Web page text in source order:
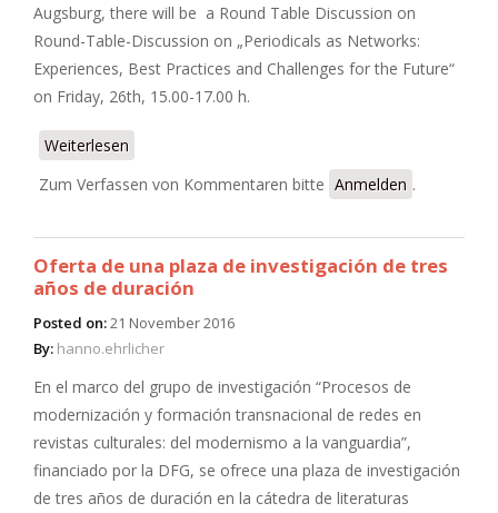
Augsburg, there will be a Round Table Discussion on
Round-Table-Discussion on „Periodicals as Networks:
Experiences, Best Practices and Challenges for the Future“
on Friday, 26th, 15.00-17.00 h.
Weiterlesen
Zum Verfassen von Kommentaren bitte Anmelden .
Oferta de una plaza de investigación de tres
años de duración
Posted on:21 November 2016
By: hanno.ehrlicher
En el marco del grupo de investigación “Procesos de
modernización y formación transnacional de redes en
revistas culturales: del modernismo a la vanguardia”,
financiado por la DFG, se ofrece una plaza de investigación
de tres años de duración en la cátedra de literaturas